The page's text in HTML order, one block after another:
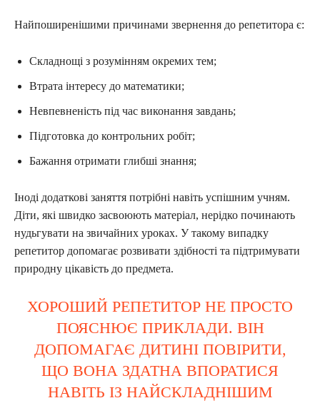
Найпоширенішими причинами звернення до репетитора є:
Складнощі з розумінням окремих тем;
Втрата інтересу до математики;
Невпевненість під час виконання завдань;
Підготовка до контрольних робіт;
Бажання отримати глибші знання;
Іноді додаткові заняття потрібні навіть успішним учням.
Діти, які швидко засвоюють матеріал, нерідко починають
нудьгувати на звичайних уроках. У такому випадку
репетитор допомагає розвивати здібності та підтримувати
природну цікавість до предмета.
ХОРОШИЙ РЕПЕТИТОР НЕ ПРОСТО
ПОЯСНЮЄ ПРИКЛАДИ. ВІН
ДОПОМАГАЄ ДИТИНІ ПОВІРИТИ,
ЩО ВОНА ЗДАТНА ВПОРАТИСЯ
НАВІТЬ ІЗ НАЙСКЛАДНІШИМ